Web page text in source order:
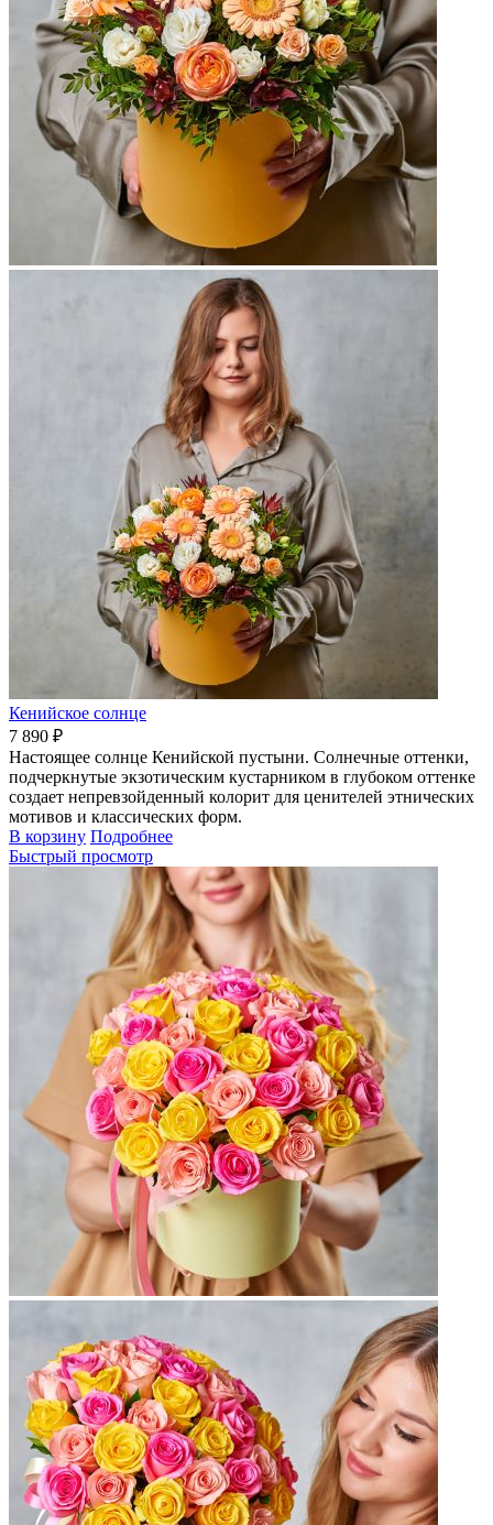
Кенийское солнце
7 890 ₽
Настоящее солнце Кенийской пустыни. Солнечные оттенки,
подчеркнутые экзотическим кустарником в глубоком оттенке
создает непревзойденный колорит для ценителей этнических
мотивов и классических форм.
В корзину Подробнее
Быстрый просмотр